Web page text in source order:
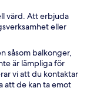
värd. Att erbjuda
eller
såsom balkonger,
är lämpliga för
vi att du kontaktar
att de kan ta emot